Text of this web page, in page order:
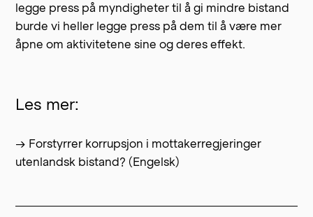
legge press på myndigheter til å gi mindre bistand
burde vi heller legge press på dem til å være mer
åpne om aktivitetene sine og deres effekt.
Les mer:
→ Forstyrrer korrupsjon i mottakerregjeringer
utenlandsk bistand? (Engelsk)